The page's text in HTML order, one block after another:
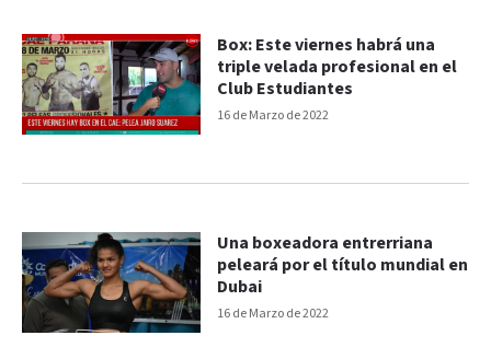
16 de Marzo de 2022
Box: Este viernes habrá una
triple velada profesional en el
Club Estudiantes
16 de Marzo de 2022
Una boxeadora entrerriana
peleará por el título mundial en
Dubai